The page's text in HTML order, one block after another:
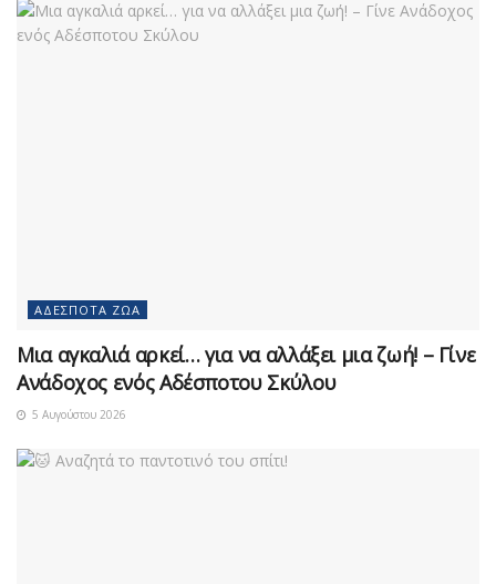
ΑΔΈΣΠΟΤΑ ΖΏΑ
Μια αγκαλιά αρκεί… για να αλλάξει μια ζωή! – Γίνε
Ανάδοχος ενός Αδέσποτου Σκύλου
5 Αυγούστου 2026